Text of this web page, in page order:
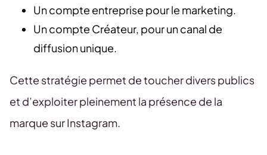
Un compte entreprise pour le marketing.
Un compte Créateur, pour un canal de
diffusion unique.
Cette stratégie permet de toucher divers publics
et d’exploiter pleinement la présence de la
marque sur Instagram.